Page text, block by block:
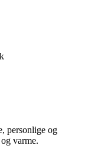
personlige og
varme.